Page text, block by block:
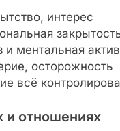
интерес
и ментальная
осторожность
всё
и отношениях